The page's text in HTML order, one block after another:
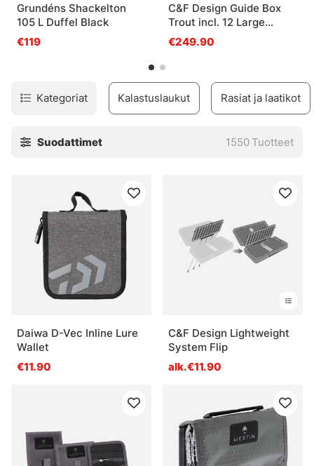
Grundéns Shackelton
105 L Duffel Black
€119
C&F Design Guide Box
Trout incl. 12 Large
System Foams
€249.90
Kategoriat Kalastuslaukut Rasiat ja laatikot
Suodattimet 1550 Tuotteet
Daiwa D-Vec Inline Lure
Wallet
€11.90
C&F Design Lightweight
System Flip
alk.€11.90